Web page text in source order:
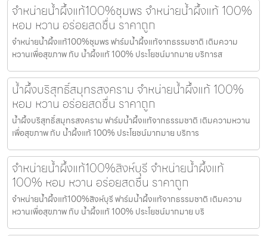
จำหน่ายน้ำผึ้งแท้100%ชุมพร จำหน่ายน้ำผึ้งแท้ 100%
หอม หวาน อร่อยสดชื่น ราคาถูก
จำหน่ายน้ำผึ้งแท้100%ชุมพร ฟาร์มน้ำผึ้งแท้จากธรรมชาติ เติมความ
หวานเพื่อสุขภาพ กับ น้ำผึ้งแท้ 100% ประโยชน์มากมาย บริการส
น้ำผึ้งบริสุทธิ์สมุทรสงคราม จำหน่ายน้ำผึ้งแท้ 100%
หอม หวาน อร่อยสดชื่น ราคาถูก
น้ำผึ้งบริสุทธิ์สมุทรสงคราม ฟาร์มน้ำผึ้งแท้จากธรรมชาติ เติมความหวาน
เพื่อสุขภาพ กับ น้ำผึ้งแท้ 100% ประโยชน์มากมาย บริการ
จำหน่ายน้ำผึ้งแท้100%สิงห์บุรี จำหน่ายน้ำผึ้งแท้
100% หอม หวาน อร่อยสดชื่น ราคาถูก
จำหน่ายน้ำผึ้งแท้100%สิงห์บุรี ฟาร์มน้ำผึ้งแท้จากธรรมชาติ เติมความ
หวานเพื่อสุขภาพ กับ น้ำผึ้งแท้ 100% ประโยชน์มากมาย บริ